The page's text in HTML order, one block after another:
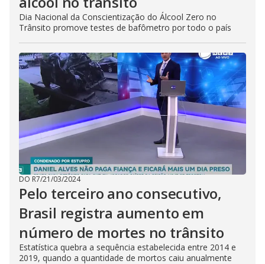
Dia Nacional da Conscientização do Álcool Zero no
Trânsito promove testes de bafômetro por todo o país
DO R7/21/03/2024
Pelo terceiro ano consecutivo,
Brasil registra aumento em
número de mortes no trânsito
Estatística quebra a sequência estabelecida entre 2014 e
2019, quando a quantidade de mortos caiu anualmente